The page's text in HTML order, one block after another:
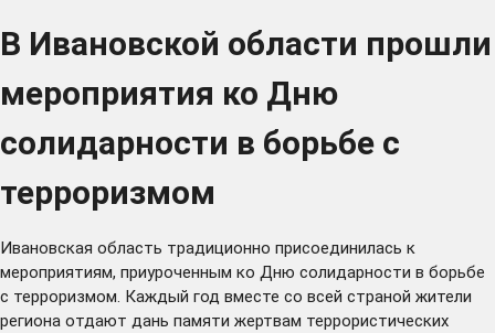
В Ивановской области прошли
мероприятия ко Дню
солидарности в борьбе с
терроризмом
Ивановская область традиционно присоединилась к
мероприятиям, приуроченным ко Дню солидарности в борьбе
с терроризмом. Каждый год вместе со всей страной жители
региона отдают дань памяти жертвам террористических